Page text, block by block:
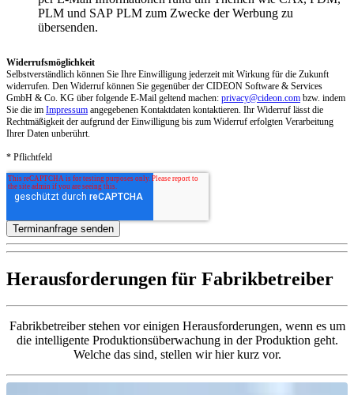
PLM und SAP PLM zum Zwecke der Werbung zu
übersenden.
Widerrufsmöglichkeit
Selbstverständlich können Sie Ihre Einwilligung jederzeit mit Wirkung für die Zukunft
widerrufen. Den Widerruf können Sie gegenüber der CIDEON Software & Services
GmbH & Co. KG über folgende E-Mail geltend machen: privacy@cideon.com bzw. indem
Sie die im Impressum angegebenen Kontaktdaten kontaktieren. Ihr Widerruf lässt die
Rechtmäßigkeit der aufgrund der Einwilligung bis zum Widerruf erfolgten Verarbeitung
Ihrer Daten unberührt.
* Pflichtfeld
Herausforderungen für Fabrikbetreiber
Fabrikbetreiber stehen vor einigen Herausforderungen, wenn es um
die intelligente Produktionsüberwachung in der Produktion geht.
Welche das sind, stellen wir hier kurz vor.